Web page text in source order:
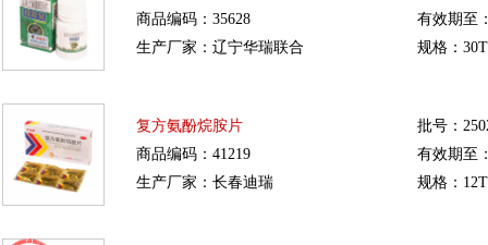
商品编码：35628
生产厂家：辽宁华瑞联合
有效期至
规格：
复方氨酚烷胺片
商品编码：41219
生产厂家：长春迪瑞
批号：
有效期至
规格：